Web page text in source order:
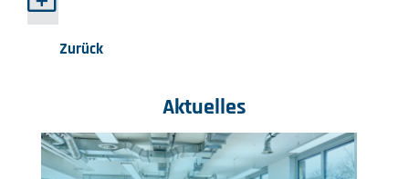
Zurück
Aktuelles